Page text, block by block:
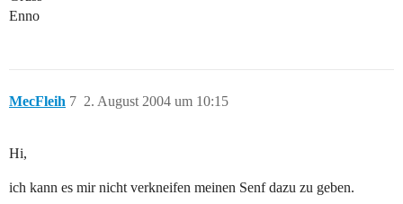
Enno
MecFleih 2. August 2004 um 10:15
7
Hi,
ich kann es mir nicht verkneifen meinen Senf dazu zu geben.